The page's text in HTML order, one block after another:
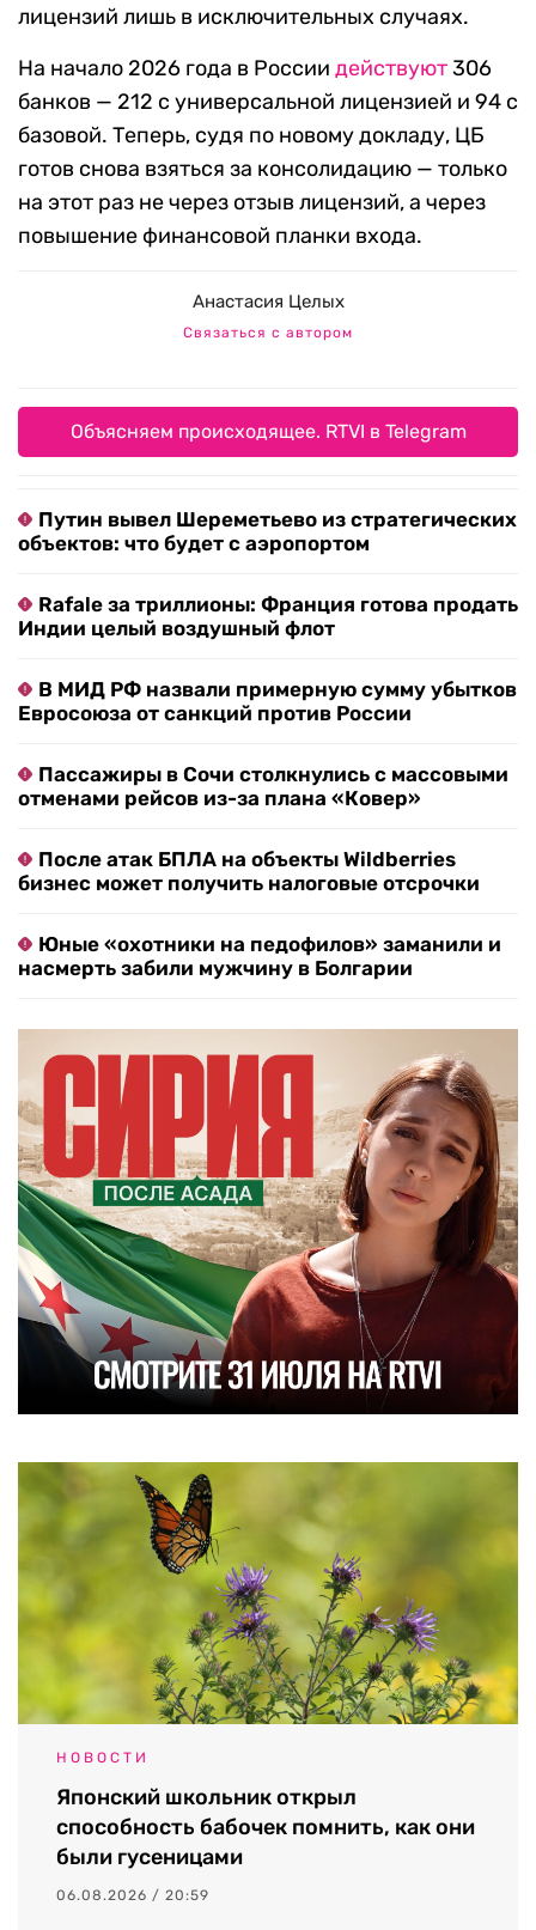
лицензий лишь в исключительных случаях.
На начало 2026 года в России действуют306
банков — 212 с универсальной лицензией и 94 с
базовой. Теперь, судя по новому докладу, ЦБ
готов снова взяться за консолидацию — только
на этот раз не через отзыв лицензий, а через
повышение финансовой планки входа.
Анастасия Целых
Связаться с автором
Объясняем происходящее. RTVI в Telegram
Путин вывел Шереметьево из стратегических
объектов: что будет с аэропортом
Rafale за триллионы: Франция готова продать
Индии целый воздушный флот
В МИД РФ назвали примерную сумму убытков
Евросоюза от санкций против России
Пассажиры в Сочи столкнулись с массовыми
отменами рейсов из-за плана «Ковер»
После атак БПЛА на объекты Wildberries
бизнес может получить налоговые отсрочки
Юные «охотники на педофилов» заманили и
насмерть забили мужчину в Болгарии
НОВОСТИ
Японский школьник открыл
способность бабочек помнить, как они
были гусеницами
06.08.2026 / 20:59